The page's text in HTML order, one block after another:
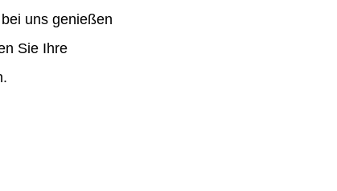
uns genießen
Sie Ihre